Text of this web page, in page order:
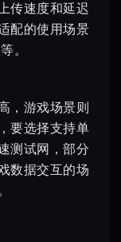
传速度和延迟
配的使用场景
。
，游戏场景则
要选择支持单
测试网，部分
数据交互的场